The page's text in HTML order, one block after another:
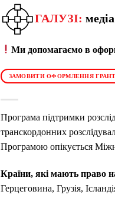
ГАЛУЗІ: медіа
Ми допомагаємо в
ЗАМОВИТИ ОФОРМЛЕННЯ
Програма підтримки
транскордонних
Програмою опікується
Країни, які мають право
Герцеговина, Грузія,